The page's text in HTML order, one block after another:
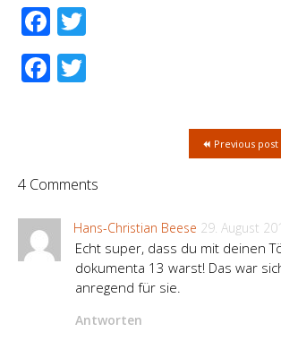
Facebook
Facebook
Previous post
4 Comments
Hans-Christian Beese 29. August
Echt super, dass du mit deinen
dokumenta 13 warst! Das war
anregend für sie.
Antworten